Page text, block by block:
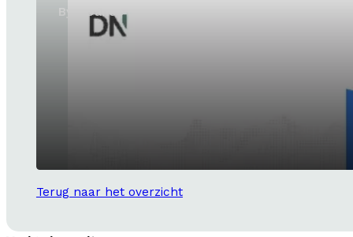
ByteDance lanceert SeedRealtime
Terug naar het overzicht